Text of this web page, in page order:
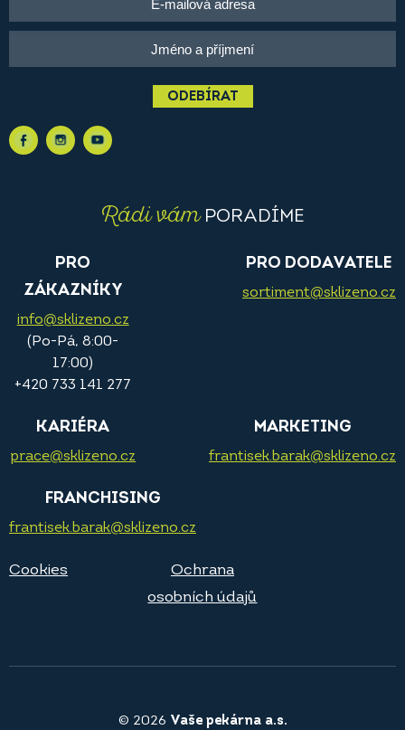
ODEBÍRAT
Rádi vámPORADÍME
PRO
ZÁKAZNÍKY
info@sklizeno.cz
(Po-Pá, 8:00-
17:00)
+420 733 141 277
PRO DODAVATELE
sortiment@sklizeno.cz
KARIÉRA
prace@sklizeno.cz
MARKETING
frantisek.barak@sklizeno.cz
FRANCHISING
frantisek.barak@sklizeno.cz
Cookies
Ochrana
osobních údajů
© 2026 Vaše pekárna a.s.